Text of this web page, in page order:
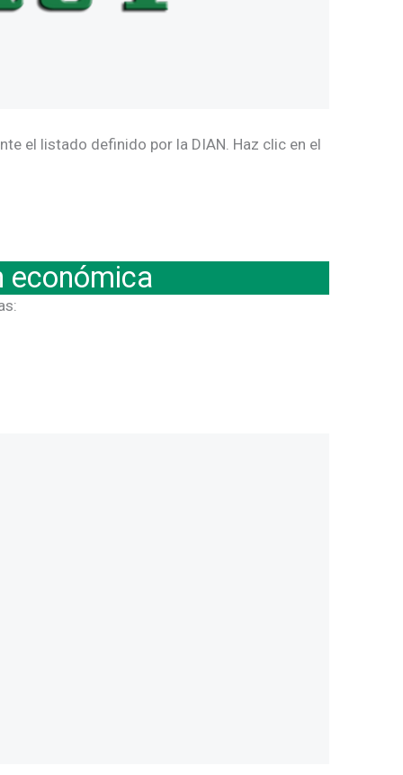
el listado definido por la DIAN. Haz clic en el
económica